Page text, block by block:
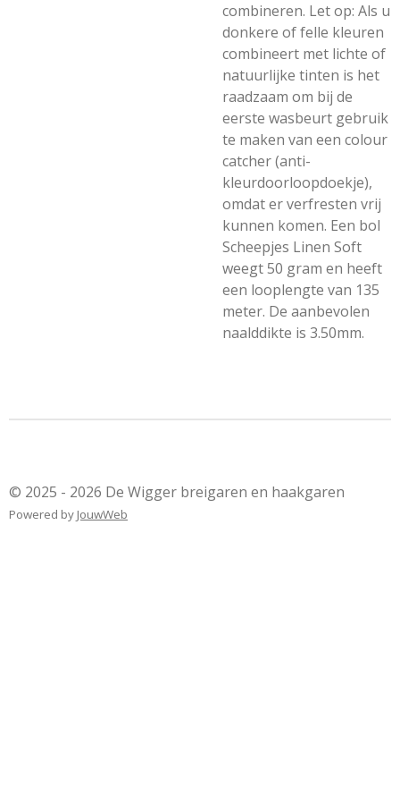
combineren. Let op: Als u
donkere of felle kleuren
combineert met lichte of
natuurlijke tinten is het
raadzaam om bij de
eerste wasbeurt gebruik
te maken van een colour
catcher (anti-
kleurdoorloopdoekje),
omdat er verfresten vrij
kunnen komen. Een bol
Scheepjes Linen Soft
weegt 50 gram en heeft
een looplengte van 135
meter. De aanbevolen
naalddikte is 3.50mm.
© 2025 - 2026 De Wigger breigaren en haakgaren
Powered by JouwWeb